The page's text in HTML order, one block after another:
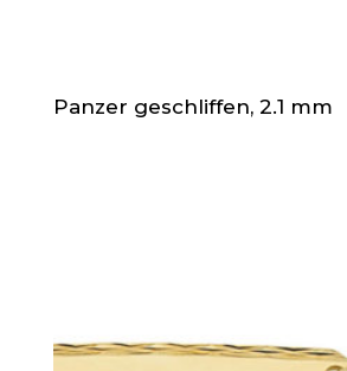
Panzer geschliffen, 2.1 mm